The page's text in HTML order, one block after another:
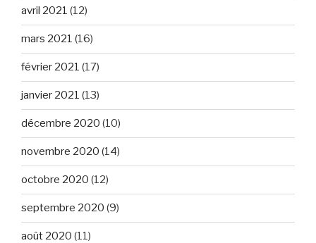
avril 2021 (12)
mars 2021 (16)
février 2021 (17)
janvier 2021 (13)
décembre 2020 (10)
novembre 2020 (14)
octobre 2020 (12)
septembre 2020 (9)
août 2020 (11)